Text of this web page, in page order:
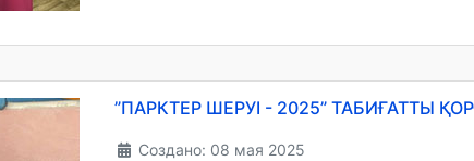
”ПАРКТЕР ШЕРУІ - 2025” ТАБИҒАТТЫ
Создано: 08 мая 2025